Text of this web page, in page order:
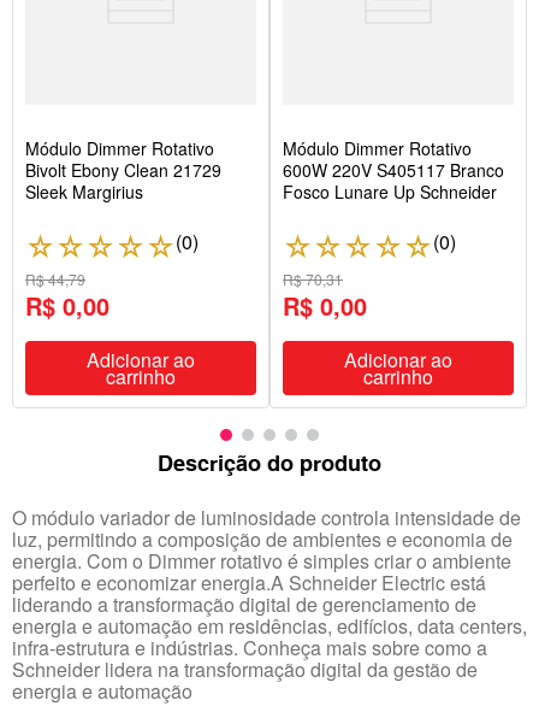
Módulo Dimmer Rotativo
Bivolt Ebony Clean 21729
Sleek Margirius
☆☆☆☆☆(0)
R$ 44,79
R$ 0,00
Adicionar ao
carrinho
Módulo Dimmer Rotativo
600W 220V S405117 Branco
Fosco Lunare Up Schneider
☆☆☆☆☆(0)
R$ 70,31
R$ 0,00
Adicionar ao
carrinho
Descrição do produto
O módulo variador de luminosidade controla intensidade de
luz, permitindo a composição de ambientes e economia de
energia. Com o Dimmer rotativo é simples criar o ambiente
perfeito e economizar energia.A Schneider Electric está
liderando a transformação digital de gerenciamento de
energia e automação em residências, edifícios, data centers,
infra-estrutura e indústrias. Conheça mais sobre como a
Schneider lidera na transformação digital da gestão de
energia e automação